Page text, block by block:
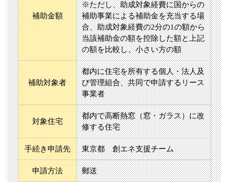
補助金額
※ただし、助成対象経費に国からの
補助事業による補助金を充当する場
合、助成対象経費の2分の1の額から
当該補助金の額を控除した額と上記
の額を比較し、小さい方の額
補助対象者
都内に住宅を所有する個人・法人及
び管理組合、共同で申請するリース
事業者
対象住宅
都内で高断熱窓（窓・ガラス）に改
修する住宅
手続き申請先 東京都 創エネ支援チーム
申請方法 郵送